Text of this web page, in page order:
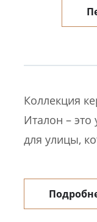
Коллекция
Италон – это
для улицы,
специальное
для